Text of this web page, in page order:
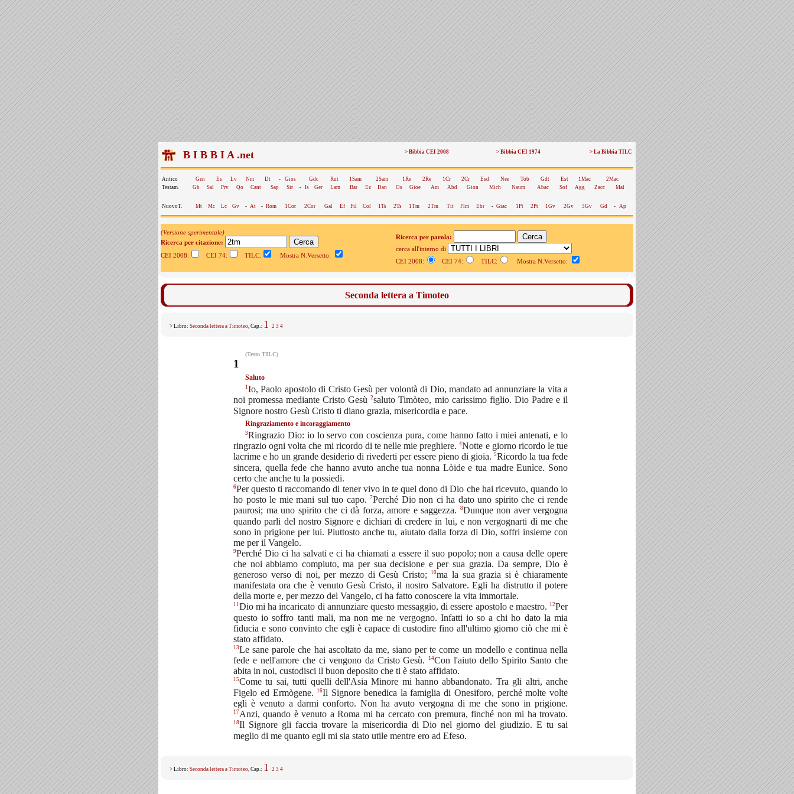
B I B B I A .net > Bibbia CEI 2008 > Bibbia CEI 1974 > La Bibbia TILC
Antico Gen Es Lv Nm Dt - Gios Gdc Rut 1Sam 2Sam 1Re 2Re 1Cr 2Cr Esd Nee Tob Gdt Est 1Mac
2Mac
Testam.
Gb Sal Prv Qo Cant Sap Sir - Is Ger Lam Bar Ez Dan Os Gioe Am Abd Gion Mich Naum Abac Sof Agg Zacc Mal
NuovoT. Mt Mc Lc Gv - At - Rom 1Cor 2Cor Gal Ef Fil Col 1Ts 2Ts 1Tm 2Tm Tit Flm Ebr - Giac 1Pt 2Pt 1Gv 2Gv 3Gv Gd - Ap
(Versione sperimentale)
Ricerca per citazione:
CEI 2008:
CEI 74: TILC: Mostra N.Versetto:
Ricerca per parola:
cerca all'interno di
CEI 2008:
CEI 74: TILC: Mostra N.Versetto:
Seconda lettera a Timoteo
> Libro: Seconda lettera a Timoteo, Cap.: 1 2 3 4
(Testo TILC)
1
Saluto
1Io, Paolo apostolo di Cristo Gesù per volontà di Dio, mandato ad annunziare la vita a
noi promessa mediante Cristo Gesù2saluto Timòteo, mio carissimo figlio. Dio Padre e il
Signore nostro Gesù Cristo ti diano grazia, misericordia e pace.
Ringraziamento e incoraggiamento
3Ringrazio Dio: io lo servo con coscienza pura, come hanno fatto i miei antenati, e lo
ringrazio ogni volta che mi ricordo di te nelle mie preghiere.4Notte e giorno ricordo le tue
lacrime e ho un grande desiderio di rivederti per essere pieno di gioia. 5Ricordo la tua fede
sincera, quella fede che hanno avuto anche tua nonna Lòide e tua madre Eunìce. Sono
certo che anche tu la possiedi.
6Per questo ti raccomando di tener vivo in te quel dono di Dio che hai ricevuto, quando io
ho posto le mie mani sul tuo capo. 7Perché Dio non ci ha dato uno spirito che ci rende
paurosi; ma uno spirito che ci dà forza, amore e saggezza.
8Dunque non aver vergogna
quando parli del nostro Signore e dichiari di credere in lui, e non vergognarti di me che
sono in prigione per lui. Piuttosto anche tu, aiutato dalla forza di Dio, soffri insieme con
me per il Vangelo.
9Perché Dio ci ha salvati e ci ha chiamati a essere il suo popolo; non a causa delle opere
che noi abbiamo compiuto, ma per sua decisione e per sua grazia. Da sempre, Dio è
generoso verso di noi, per mezzo di Gesù Cristo;
10ma la sua grazia si è chiaramente
manifestata ora che è venuto Gesù Cristo, il nostro Salvatore. Egli ha distrutto il potere
della morte e, per mezzo del Vangelo, ci ha fatto conoscere la vita immortale.
11Dio mi ha incaricato di annunziare questo messaggio, di essere apostolo e maestro. 12Per
questo io soffro tanti mali, ma non me ne vergogno. Infatti io so a chi ho dato la mia
fiducia e sono convinto che egli è capace di custodire fino all'ultimo giorno ciò che mi è
stato affidato.
13Le sane parole che hai ascoltato da me, siano per te come un modello e continua nella
fede e nell'amore che ci vengono da Cristo Gesù.
14Con l'aiuto dello Spirito Santo che
abita in noi, custodisci il buon deposito che ti è stato affidato.
15Come tu sai, tutti quelli dell'Asia Minore mi hanno abbandonato. Tra gli altri, anche
Figelo ed Ermògene.
16Il Signore benedica la famiglia di Onesiforo, perché molte volte
egli è venuto a darmi conforto. Non ha avuto vergogna di me che sono in prigione.
17Anzi, quando è venuto a Roma mi ha cercato con premura, finché non mi ha trovato.
18Il Signore gli faccia trovare la misericordia di Dio nel giorno del giudizio. E tu sai
meglio di me quanto egli mi sia stato utile mentre ero ad Efeso.
> Libro: Seconda lettera a Timoteo, Cap.: 1 2 3 4